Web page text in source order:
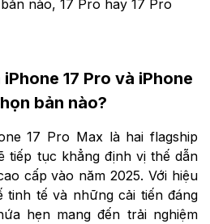
nào, 17 Pro hay 17 Pro
17 Pro và iPhone
bản nào?
17 Pro Max là hai flagship
tiếp tục khẳng định vị thế dẫn
cấp vào năm 2025. Với hiệu
tinh tế và những cải tiến đáng
hẹn mang đến trải nghiệm